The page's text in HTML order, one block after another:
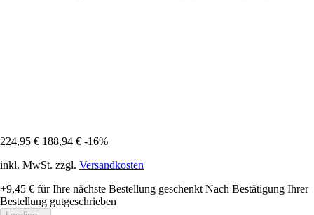
224,95 € 188,94 € -16%
inkl. MwSt. zzgl. Versandkosten
+9,45 € für Ihre nächste Bestellung geschenkt Nach Bestätigung Ihrer
Bestellung gutgeschrieben